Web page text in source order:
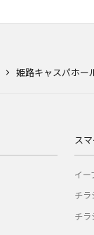
姫路キャスパホー
ス
イー
チラ
チラ